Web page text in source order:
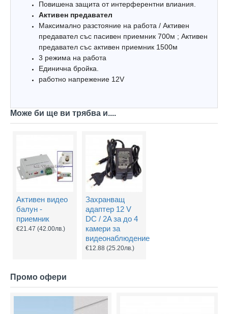
Повишена защита от интерферeнтни влиания.
Активен предавател
Максимално разстояние на работа / Активен
предавател със пасивен приемник 700м ; Активен
предавател със активен приемник 1500м
3 режима на работа
Единична бройка.
работно напрежение 12V
Може би ще ви трябва и....
Активен видео
балун -
приемник
€21.47 (42.00лв.)
Захранващ
адаптер 12 V
DC / 2A за до 4
камери за
видеонаблюдение
€12.88 (25.20лв.)
Промо офери